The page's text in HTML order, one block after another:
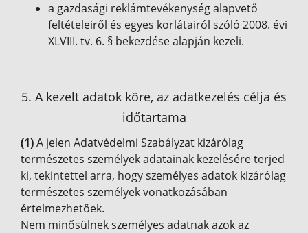
a gazdasági reklámtevékenység alapvető
feltételeiről és egyes korlátairól szóló 2008. évi
XLVIII. tv. 6. § bekezdése alapján kezeli.
5. A kezelt adatok köre, az adatkezelés célja és
időtartama
(1)A jelen Adatvédelmi Szabályzat kizárólag
természetes személyek adatainak kezelésére terjed
ki, tekintettel arra, hogy személyes adatok kizárólag
természetes személyek vonatkozásában
értelmezhetőek.
Nem minősülnek személyes adatnak azok az